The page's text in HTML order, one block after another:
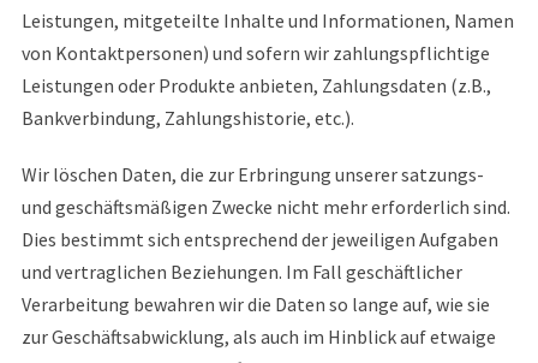
Leistungen, mitgeteilte Inhalte und Informationen, Namen
von Kontaktpersonen) und sofern wir zahlungspflichtige
Leistungen oder Produkte anbieten, Zahlungsdaten (z.B.,
Bankverbindung, Zahlungshistorie, etc.).
Wir löschen Daten, die zur Erbringung unserer satzungs-
und geschäftsmäßigen Zwecke nicht mehr erforderlich sind.
Dies bestimmt sich entsprechend der jeweiligen Aufgaben
und vertraglichen Beziehungen. Im Fall geschäftlicher
Verarbeitung bewahren wir die Daten so lange auf, wie sie
zur Geschäftsabwicklung, als auch im Hinblick auf etwaige